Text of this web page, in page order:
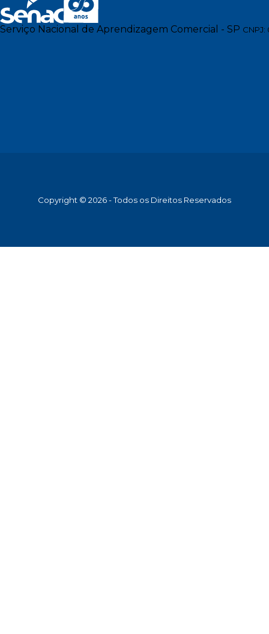
Serviço Nacional de Aprendizagem Comercial - SP
Copyright © 2026 - Todos os Direitos Reservados